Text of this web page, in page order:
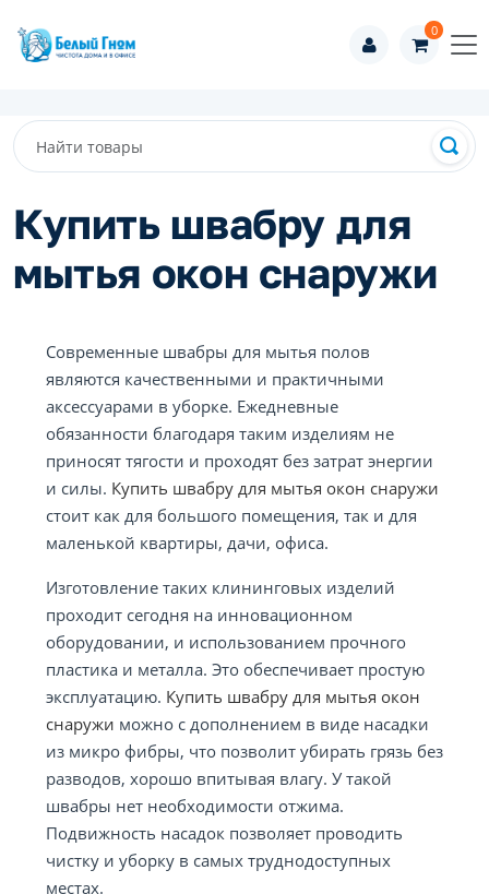
0
Купить швабру для
мытья окон снаружи
Современные швабры для мытья полов
являются качественными и практичными
аксессуарами в уборке. Ежедневные
обязанности благодаря таким изделиям не
приносят тягости и проходят без затрат энергии
и силы. Купить швабру для мытья окон снаружи
стоит как для большого помещения, так и для
маленькой квартиры, дачи, офиса.
Изготовление таких клининговых изделий
проходит сегодня на инновационном
оборудовании, и использованием прочного
пластика и металла. Это обеспечивает простую
эксплуатацию. Купить швабру для мытья окон
снаружи можно с дополнением в виде насадки
из микро фибры, что позволит убирать грязь без
разводов, хорошо впитывая влагу. У такой
швабры нет необходимости отжима.
Подвижность насадок позволяет проводить
чистку и уборку в самых труднодоступных
местах.